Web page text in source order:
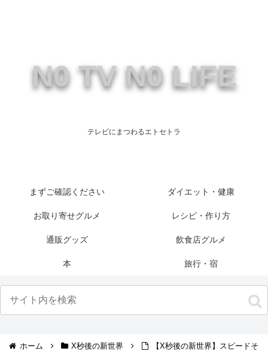
N0 TV N0 LIFE
テレビにまつわるエトセトラ
まずご確認ください ダイエット・健康
お取り寄せグルメ レシピ・作り方
通販グッズ 飲食店グルメ
本 旅行・宿
ホーム X秒後の新世界
【X秒後の新世界】スピードそ